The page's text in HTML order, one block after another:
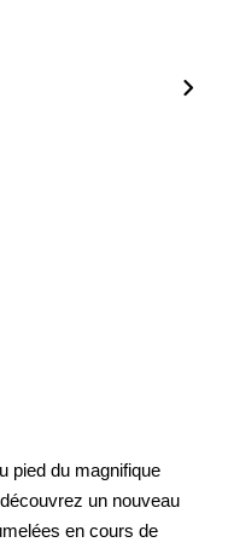
pied du magnifique
un nouveau
en cours de